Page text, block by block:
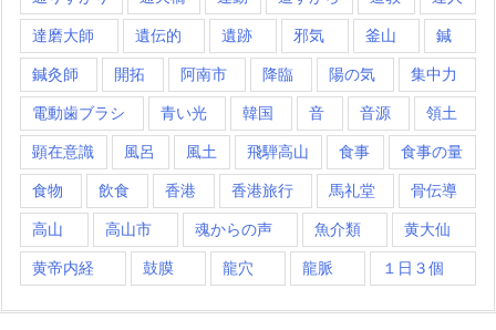
達磨大師 遺伝的 遺跡 邪気 釜山 鍼
鍼灸師 開拓 阿南市 降臨 陽の気 集中力
電動歯ブラシ 青い光 韓国 音 音源 領土
顕在意識 風呂 風土 飛騨高山 食事 食事の量
食物 飲食 香港 香港旅行 馬礼堂 骨伝導
高山 高山市 魂からの声 魚介類 黄大仙
黄帝内経 鼓膜 龍穴 龍脈 １日３個